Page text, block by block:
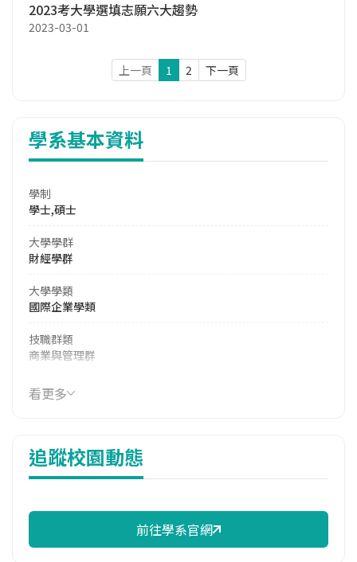
2023考大學選填志願六大趨勢
2023-03-01
上一頁 1 2 下一頁
學系基本資料
學制
學士,碩士
大學學群
財經學群
大學學類
國際企業學類
技職群類
商業與管理群
114年學費
39,190 元/學期
8,630 元/學期
114年註冊率
113學年度上學期
看更多
追蹤校園動態
前往學系官網